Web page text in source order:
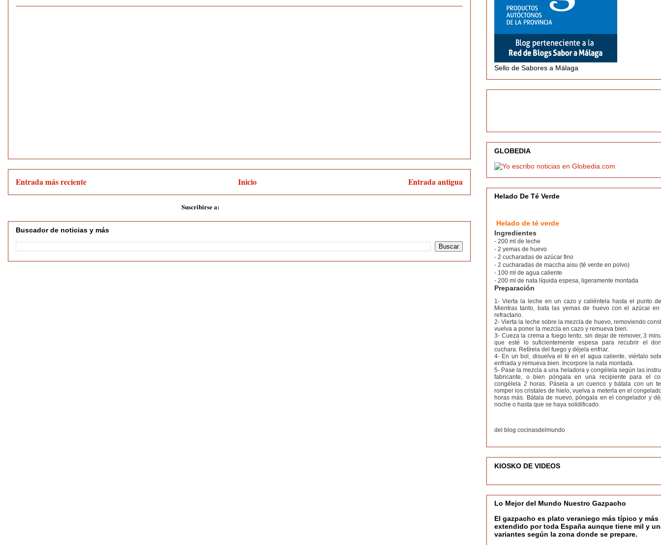
Entrada más reciente Entrada antigua
Inicio
Suscribirse a:
Buscador de noticias y más
Sello de Sabores a Málaga
GLOBEDIA
Helado De Té Verde
Helado de té verde
Ingredientes
- 200 ml de leche
- 2 yemas de huevo
- 2 cucharadas de azúcar fino
- 2 cucharadas de maccha aisu (té verde en polvo)
- 100 ml de agua caliente
- 200 ml de nata líquida espesa, ligeramente montada
Preparación
1- Vierta la leche en un cazo y caliéntela hasta el punto
Mientras tanto, bata las yemas de huevo con el azúcar
refractario.
2- Vierta la leche sobre la mezcla de huevo, removiendo
vuelva a poner la mezcla en cazo y remueva bien.
3- Cueza la crema a fuego lento, sin dejar de remover, 3
que esté lo suficientemente espesa para recubrir el
cuchara. Retírela del fuego y déjela enfriar.
4- En un bol, disuelva el té en el agua caliente, viértalo
enfriada y remueva bien. Incorpore la nata montada.
5- Pase la mezcla a una heladora y congélela según las
fabricante, o bien póngala en una recipiente para el
congélela 2 horas. Pásela a un cuenco y bátala con un
romper los cristales de hielo, vuelva a meterla en el
horas más. Bátala de nuevo, póngala en el congelador y
noche o hasta que se haya solidificado.
del blog cocinasdelmundo
KIOSKO DE VIDEOS
Lo Mejor del Mundo Nuestro Gazpacho
El gazpacho es plato veraniego más típico y más
extendido por toda España aunque tiene mil y
variantes según la zona donde se prepare.